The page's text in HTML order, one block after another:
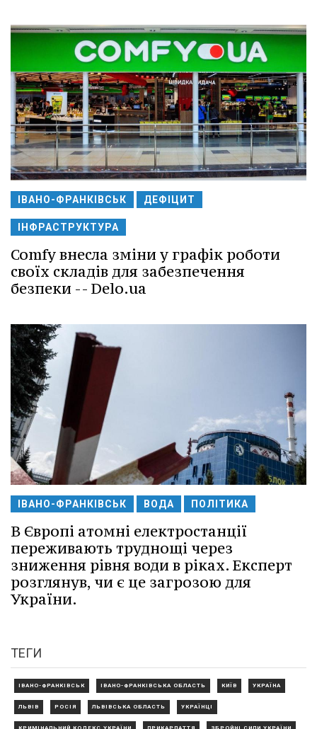
ІВАНО-ФРАНКІВСЬК ДЕФІЦИТ
ІНФРАСТРУКТУРА
Comfy внесла зміни у графік роботи
своїх складів для забезпечення
безпеки -- Delo.ua
ІВАНО-ФРАНКІВСЬК ВОДА ПОЛІТИКА
В Європі атомні електростанції
переживають труднощі через
зниження рівня води в ріках. Експерт
розглянув, чи є це загрозою для
України.
ТЕГИ
ІВАНО-ФРАНКІВСЬК ІВАНО-ФРАНКІВСЬКА ОБЛАСТЬ КИЇВ УКРАЇНА
ЛЬВІВ РОСІЯ ЛЬВІВСЬКА ОБЛАСТЬ УКРАЇНЦІ